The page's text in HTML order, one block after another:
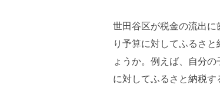
世田谷区が税金の流出に
り予算に対してふるさ
ょうか。例えば、自分
に対してふるさと納税す